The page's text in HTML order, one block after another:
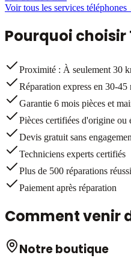
Voir tous les services
Pourquoi choisir
Proximité : À seulement 30
Réparation express en 30-45
Garantie 6 mois pièces et
Pièces certifiées d'origine ou
Devis gratuit sans
Techniciens experts certifiés
Plus de 500 réparations
Paiement après réparation
Comment venir
Notre boutique